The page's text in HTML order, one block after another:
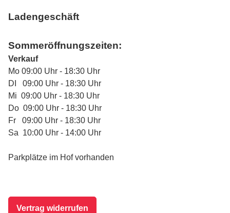
Ladengeschäft
Sommeröffnungszeiten:
Verkauf
Mo 09:00 Uhr - 18:30 Uhr
DI 09:00 Uhr - 18:30 Uhr
Mi 09:00 Uhr - 18:30 Uhr
Do 09:00 Uhr - 18:30 Uhr
Fr 09:00 Uhr - 18:30 Uhr
Sa 10:00 Uhr - 14:00 Uhr
Parkplätze im Hof vorhanden
Vertrag widerrufen